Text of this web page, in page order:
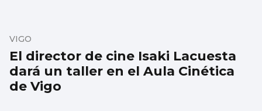
El director de cine Isaki Lacuesta
dará un taller en el Aula Cinética
de Vigo
VIGO